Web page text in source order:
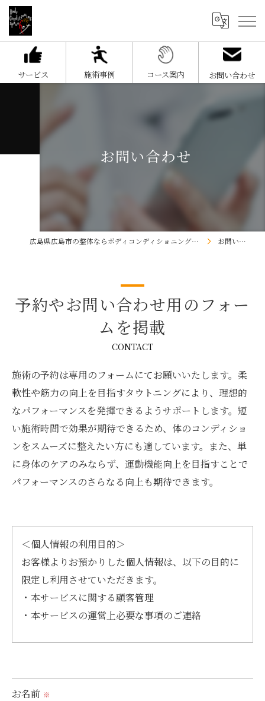
サービス 施術事例 コース案内 お問い合わせ
お問い合わせ
広島県広島市の整体ならボディコンディショニングスペースHOT お問い合わせ
予約やお問い合わせ用のフォー
ムを掲載
CONTACT
施術の予約は専用のフォームにてお願いいたします。柔
軟性や筋力の向上を目指すタウトニングにより、理想的
なパフォーマンスを発揮できるようサポートします。短
い施術時間で効果が期待できるため、体のコンディショ
ンをスムーズに整えたい方にも適しています。また、単
に身体のケアのみならず、運動機能向上を目指すことで
パフォーマンスのさらなる向上も期待できます。
＜個人情報の利用目的＞
お客様よりお預かりした個人情報は、以下の目的に
限定し利用させていただきます。
・本サービスに関する顧客管理
・本サービスの運営上必要な事項のご連絡
られた場合を除き、
お名前 ※